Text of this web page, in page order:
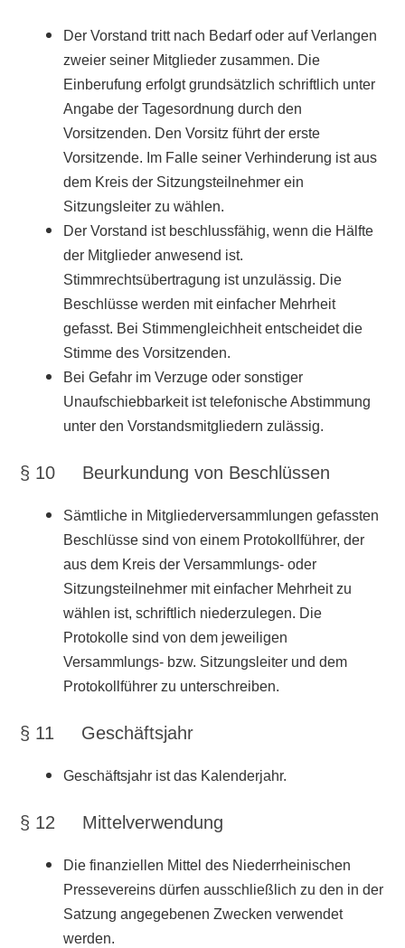
Der Vorstand tritt nach Bedarf oder auf Verlangen
zweier seiner Mitglieder zusammen. Die
Einberufung erfolgt grundsätzlich schriftlich unter
Angabe der Tagesordnung durch den
Vorsitzenden. Den Vorsitz führt der erste
Vorsitzende. Im Falle seiner Verhinderung ist aus
dem Kreis der Sitzungsteilnehmer ein
Sitzungsleiter zu wählen.
Der Vorstand ist beschlussfähig, wenn die Hälfte
der Mitglieder anwesend ist.
Stimmrechtsübertragung ist unzulässig. Die
Beschlüsse werden mit einfacher Mehrheit
gefasst. Bei Stimmengleichheit entscheidet die
Stimme des Vorsitzenden.
Bei Gefahr im Verzuge oder sonstiger
Unaufschiebbarkeit ist telefonische Abstimmung
unter den Vorstandsmitgliedern zulässig.
§ 10 Beurkundung von Beschlüssen
Sämtliche in Mitgliederversammlungen gefassten
Beschlüsse sind von einem Protokollführer, der
aus dem Kreis der Versammlungs- oder
Sitzungsteilnehmer mit einfacher Mehrheit zu
wählen ist, schriftlich niederzulegen. Die
Protokolle sind von dem jeweiligen
Versammlungs- bzw. Sitzungsleiter und dem
Protokollführer zu unterschreiben.
§ 11 Geschäftsjahr
Geschäftsjahr ist das Kalenderjahr.
§ 12 Mittelverwendung
Die finanziellen Mittel des Niederrheinischen
Pressevereins dürfen ausschließlich zu den in der
Satzung angegebenen Zwecken verwendet
werden.